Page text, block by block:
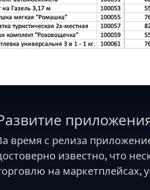
время с релиза
известно, что
на маркетплейсах,